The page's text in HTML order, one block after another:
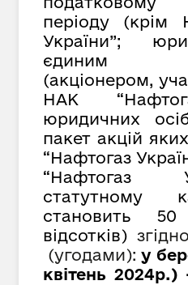
періоду (крім
України”;
єдиним
(акціонером,
НАК
юридичних
пакет акцій
“Нафтогаз
“Нафтогаз
статутному
становить
відсотків)
(угодами): у
квітень